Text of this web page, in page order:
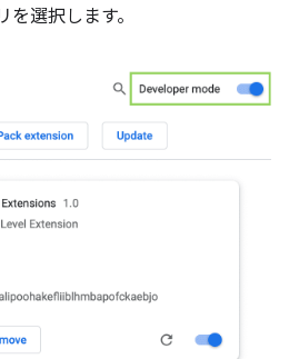
選択します。